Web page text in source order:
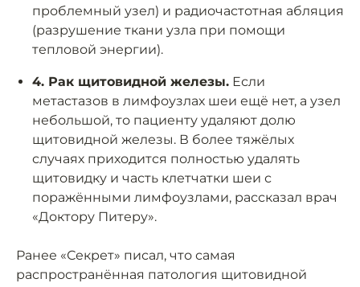
проблемный узел) и радиочастотная абляция
(разрушение ткани узла при помощи
тепловой энергии).
4. Рак щитовидной железы. Если
метастазов в лимфоузлах шеи ещё нет, а узел
небольшой, то пациенту удаляют долю
щитовидной железы. В более тяжёлых
случаях приходится полностью удалять
щитовидку и часть клетчатки шеи с
поражёнными лимфоузлами, рассказал врач
«Доктору Питеру».
Ранее «Секрет» писал, что самая
распространённая патология щитовидной